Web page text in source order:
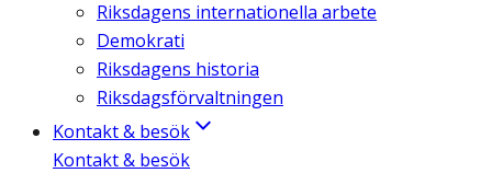
Riksdagens internationella arbete
Demokrati
Riksdagens historia
Riksdagsförvaltningen
Kontakt & besök
Kontakt & besök